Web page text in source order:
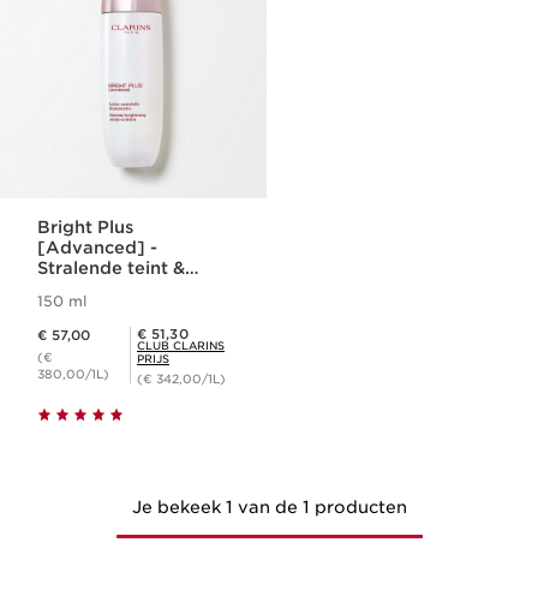
Bright Plus
[Advanced] -
Stralende teint &
serum-in-lotion
150 ml
€ 57,00
(€
380,00/1L)
Club Clarins Prijs € 51,30
€ 51,30
CLUB CLARINS
PRIJS
(€ 342,00/1L)
Je bekeek 1 van de 1 producten